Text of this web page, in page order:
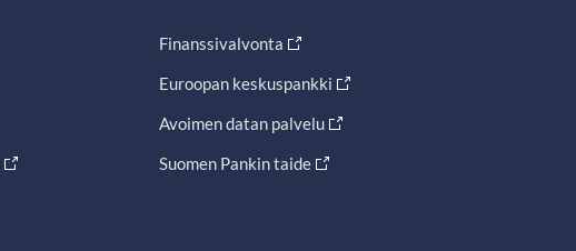
Finanssivalvonta
Euroopan keskuspankki
Avoimen datan palvelu
Suomen Pankin taide